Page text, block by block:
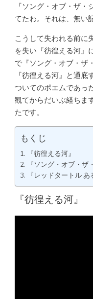
『ソング・オブ・ザ
てたわ。それは、無い
こうして失われる前に
を失い『彷徨える河』
で『ソング・オブ・ザ
『彷徨える河』と通
ついてのポエムであっ
観てからだいぶ経ちま
たです。
もくじ
『彷徨える河』
『ソング・オブ・ザ
『レッドタートル あ
『彷徨える河』